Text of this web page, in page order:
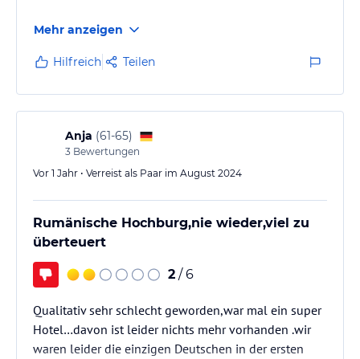
Mehr anzeigen
Hilfreich Teilen
Anja (61-65)
3 Bewertungen
Vor 1 Jahr • Verreist als Paar im August 2024
Rumänische Hochburg,nie wieder,viel zu
überteuert
2 / 6
Qualitativ sehr schlecht geworden,war mal ein super
Hotel…davon ist leider nichts mehr vorhanden .wir
waren leider die einzigen Deutschen in der ersten